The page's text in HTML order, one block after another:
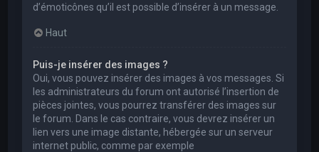
d’émoticônes qu’il est possible d’insérer à un message.
Haut
Puis-je insérer des images ?
Oui, vous pouvez insérer des images à vos messages. Si
les administrateurs du forum ont autorisé l’insertion de
pièces jointes, vous pourrez transférer des images sur
le forum. Dans le cas contraire, vous devrez insérer un
lien vers une image distante, hébergée sur un serveur
internet public, comme par exemple